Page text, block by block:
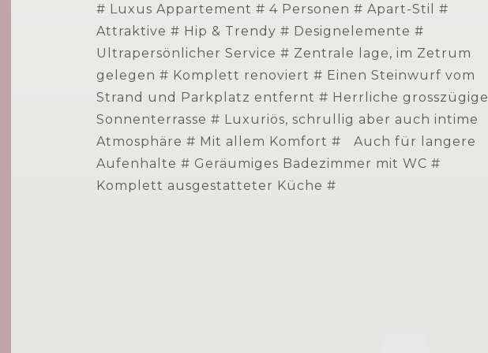
# Luxus Appartement # 4 Personen # Apart-Stil #
Attraktive # Hip & Trendy # Designelemente #
Ultrapersönlicher Service # Zentrale lage, im Zetrum
gelegen # Komplett renoviert # Einen Steinwurf vom
Strand und Parkplatz entfernt # Herrliche grosszügige
Sonnenterrasse # Luxuriös, schrullig aber auch intime
Atmosphäre # Mit allem Komfort # Auch für langere
Aufenhalte # Geräumiges Badezimmer mit WC #
Komplett ausgestatteter Küche #